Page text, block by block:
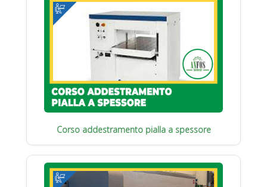
Corso addestramento pialla a spessore